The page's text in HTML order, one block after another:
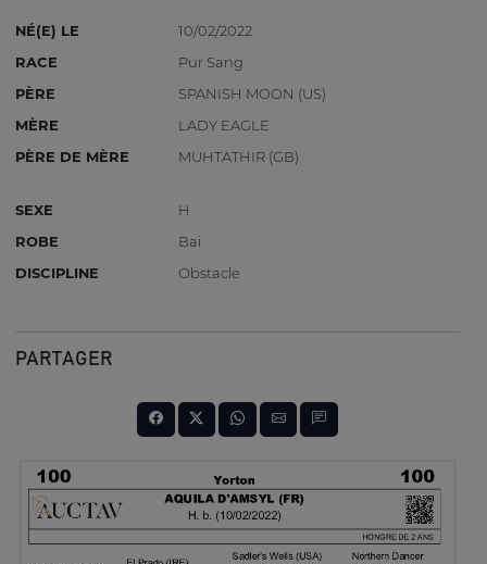
NÉ(E) LE
10/02/2022
RACE
Pur Sang
PÈRE
SPANISH MOON (US)
MÈRE
LADY EAGLE
PÈRE DE MÈRE
MUHTATHIR (GB)
SEXE
H
ROBE
Bai
DISCIPLINE
Obstacle
PARTAGER